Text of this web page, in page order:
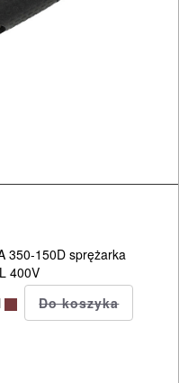
350-150D sprężarka
400V